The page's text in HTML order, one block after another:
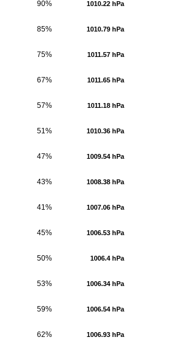
90% 1010.22 hPa
85% 1010.79 hPa
75% 1011.57 hPa
67% 1011.65 hPa
57% 1011.18 hPa
51% 1010.36 hPa
47% 1009.54 hPa
43% 1008.38 hPa
41% 1007.06 hPa
45% 1006.53 hPa
50% 1006.4 hPa
53% 1006.34 hPa
59% 1006.54 hPa
62% 1006.93 hPa